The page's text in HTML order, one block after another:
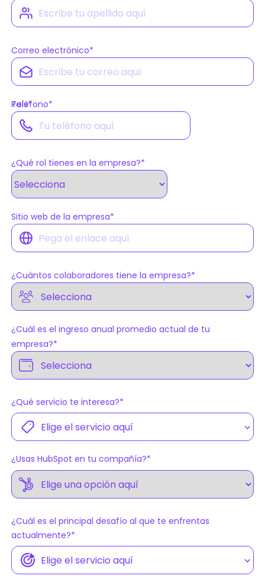
Correo electrónico*
País*
Teléfono*
¿Qué rol tienes en la empresa?*
Sitio web de la empresa*
¿Cuántos colaboradores tiene la empresa?*
¿Cuál es el ingreso anual promedio actual de tu
empresa?*
¿Qué servicio te interesa?*
¿Usas HubSpot en tu compañía?*
¿Cuál es el principal desafío al que te enfrentas
actualmente?*